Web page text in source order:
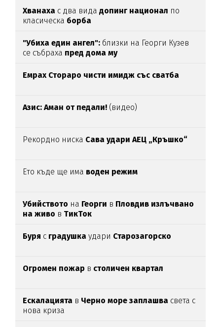
Хванаха с два видадопинг национал по
класическа борба
"Убиха един ангел": близки на Георги Кузев
се събраха пред дома му
Емрах Стораро чисти имидж със сватба
Азис: Аман от педали! (видео)
Рекордно ниска Сава удари АЕЦ „Кръшко“
Ето къде ще има воден режим
Убийството на Георги в Пловдив излъчвано
на живо в ТикТок
Буря с градушкаудари Старозагорско
Огромен пожар в столичен квартал
Ескалацията в Черно море заплашва света с
нова криза